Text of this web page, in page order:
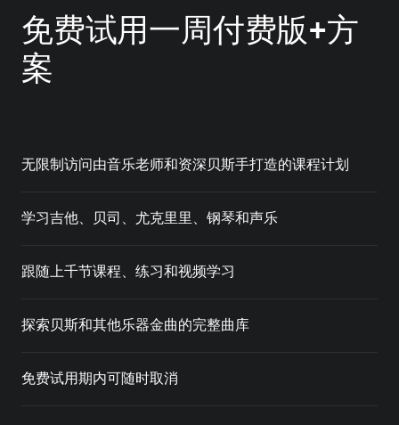
免费试用一周付费版+方
案
无限制访问由音乐老师和资深贝斯手打造的课程计划
学习吉他、贝司、尤克里里、钢琴和声乐
跟随上千节课程、练习和视频学习
探索贝斯和其他乐器金曲的完整曲库
免费试用期内可随时取消